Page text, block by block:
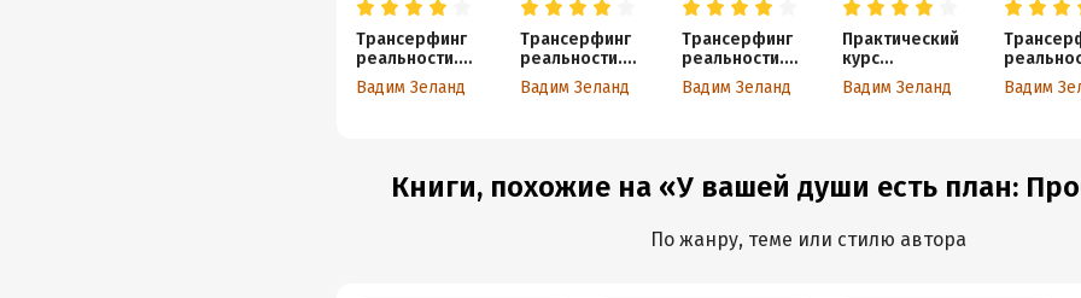
Трансерфинг
реальности.
Ступень I:
Пространство
Вадим Зеланд
Трансерфинг
реальности.
Ступень III:
Вперед в
Вадим Зеланд
Трансерфинг
реальности.
Ступень II:
Шелест
Вадим Зеланд
Практический
курс
трансерфинга
за 78 дней
Вадим Зеланд
Ступень IV:
Вадим
Книги, похожие на «У вашей души есть план:
По жанру, теме или стилю автора